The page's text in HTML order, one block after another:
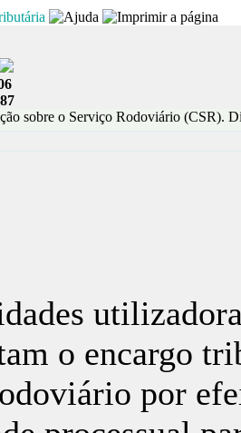
sobre o Serviço Rodoviário (CSR).
o encargo
por